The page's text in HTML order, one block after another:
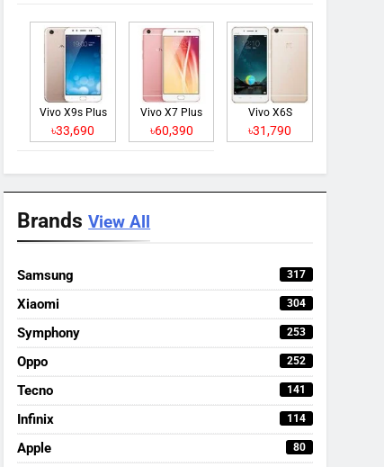
Vivo X9s Plus
৳33,690
Vivo X7 Plus
৳60,390
Vivo X6S
৳31,790
BrandsView All
Samsung 317
Xiaomi 304
Symphony 253
Oppo 252
Tecno 141
Infinix 114
Apple 80